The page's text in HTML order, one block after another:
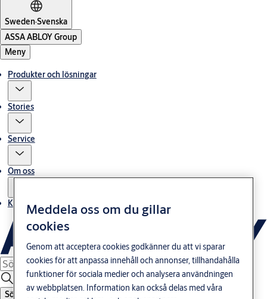
Sweden·Svenska
ASSA ABLOY Group
Meny
Produkter och lösningar
Stories
Service
Om oss
Kontakta oss
Sök
Meddela oss om du gillar
cookies
Genom att acceptera cookies godkänner du att vi sparar
cookies för att anpassa innehåll och annonser, tillhandahålla
funktioner för sociala medier och analysera användningen
av webbplatsen. Information kan också delas med våra